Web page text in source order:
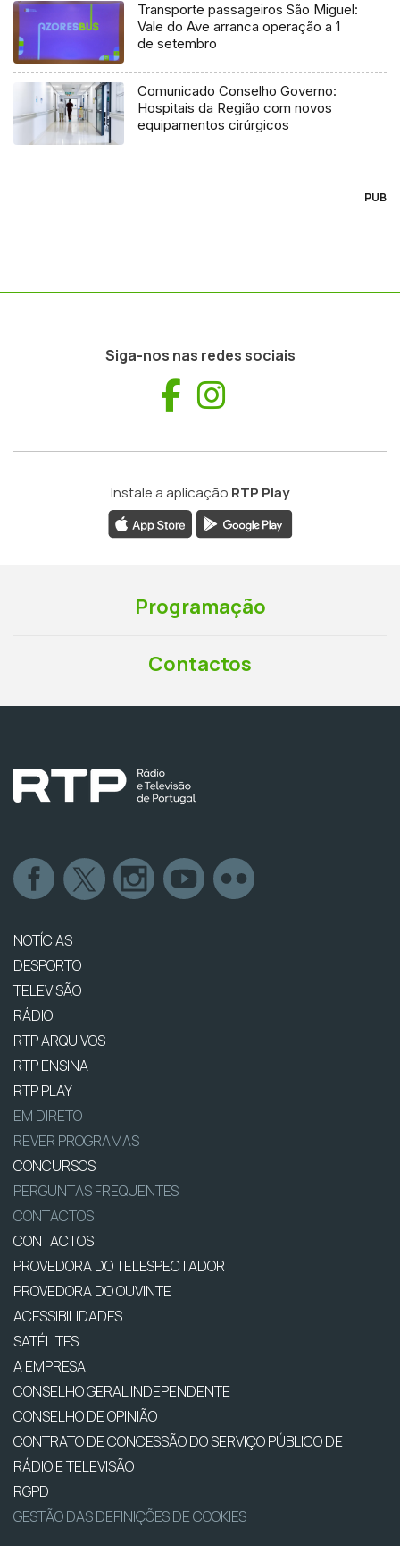
Transporte passageiros São Miguel:
Vale do Ave arranca operação a 1
de setembro
Comunicado Conselho Governo:
Hospitais da Região com novos
equipamentos cirúrgicos
PUB
Siga-nos nas redes sociais
Facebook
Instale a aplicação RTP Play
Programação
Contactos
NOTÍCIAS
DESPORTO
TELEVISÃO
RÁDIO
RTP ARQUIVOS
RTP ENSINA
RTP PLAY
EM DIRETO
REVER PROGRAMAS
CONCURSOS
PERGUNTAS FREQUENTES
CONTACTOS
CONTACTOS
PROVEDORA DO TELESPECTADOR
PROVEDORA DO OUVINTE
ACESSIBILIDADES
SATÉLITES
A EMPRESA
CONSELHO GERAL INDEPENDENTE
CONSELHO DE OPINIÃO
CONTRATO DE CONCESSÃO DO SERVIÇO PÚBLICO DE
RÁDIO E TELEVISÃO
RGPD
GESTÃO DAS DEFINIÇÕES DE COOKIES